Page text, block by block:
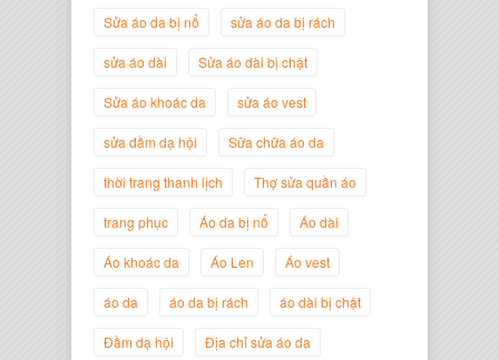
Nguyễn Đắc Định
Giám Đốc Công ty Twist Potato
Sửa áo da bị nổ sửa áo da bị rách
sửa áo dài Sửa áo dài bị chật
Sửa áo khoác da sửa áo vest
sửa đầm dạ hội Sữa chữa áo da
thời trang thanh lịch Thợ sửa quần áo
trang phục Áo da bị nổ Áo dài
Áo khoác da Áo Len Áo vest
áo da áo da bị rách áo dài bị chật
Đầm dạ hội Địa chỉ sửa áo da